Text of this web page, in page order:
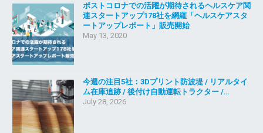
ポストコロナでの活躍が期待されるヘルスケア関
連スタートアップ178社を網羅「ヘルスケアスタ
ートアップレポート」販売開始
May 13, 2020
今週の注目5社：3Dプリント防波堤 / リアルタイ
ム在庫追跡 / 後付け自動運転トラクター /…
July 28, 2026